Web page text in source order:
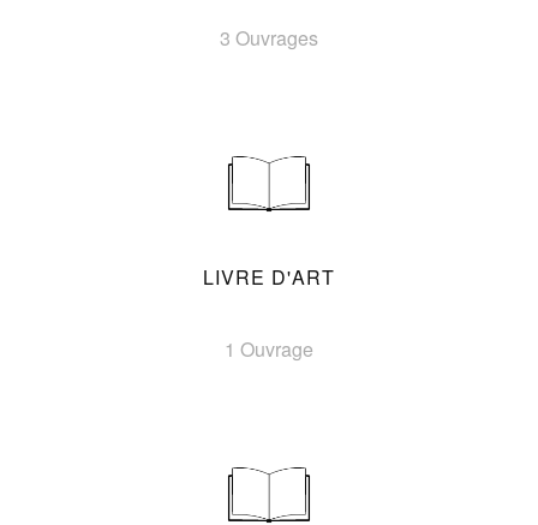
3 Ouvrages
LIVRE D'ART
1 Ouvrage